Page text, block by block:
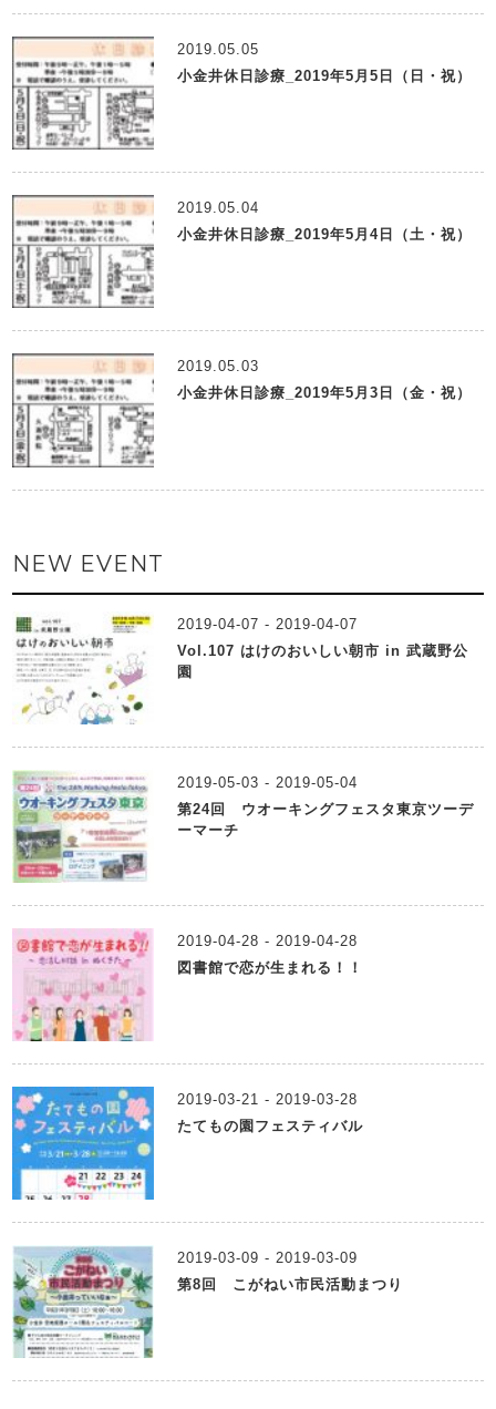
2019.05.05
小金井休日診療_2019年5月5日（日・祝）
2019.05.04
小金井休日診療_2019年5月4日（土・祝）
2019.05.03
小金井休日診療_2019年5月3日（金・祝）
NEW EVENT
2019-04-07 - 2019-04-07
Vol.107 はけのおいしい朝市 in 武蔵野公
園
2019-05-03 - 2019-05-04
第24回 ウオーキングフェスタ東京ツーデ
ーマーチ
2019-04-28 - 2019-04-28
図書館で恋が生まれる！！
2019-03-21 - 2019-03-28
たてもの園フェスティバル
2019-03-09 - 2019-03-09
第8回 こがねい市民活動まつり